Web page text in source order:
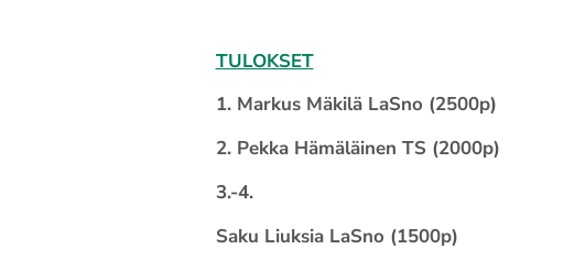
TULOKSET
1. Markus Mäkilä LaSno (2500p)
2. Pekka Hämäläinen TS (2000p)
3.-4.
Saku Liuksia LaSno (1500p)